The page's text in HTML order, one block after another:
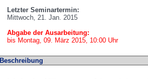
Letzter Seminartermin:
Mittwoch, 21. Jan. 2015
Abgabe der Ausarbeitung:
bis Montag, 09. März 2015, 10:00 Uhr
Beschreibung